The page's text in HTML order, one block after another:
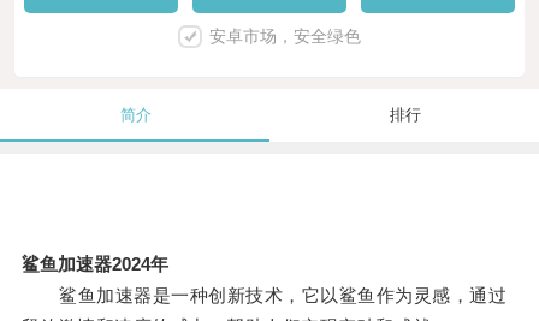
安卓市场，安全绿色
简介 排行
鲨鱼加速器2024年
鲨鱼加速器是一种创新技术，它以鲨鱼作为灵感，通过